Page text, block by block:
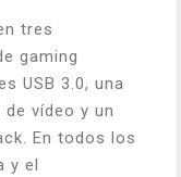
tres
gaming
USB 3.0, una
vídeo y un
En todos los
y el